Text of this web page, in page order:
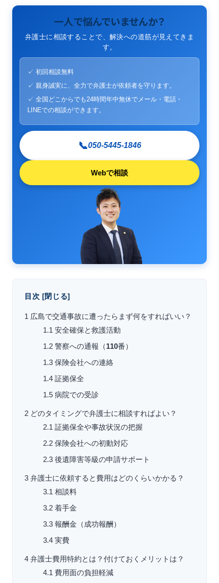
一人で悩んでいませんか？
弁護士に相談することで、解決への道筋が見えてきま
す。
✓ 初回相談無料
✓ 親身誠実に、全力で弁護士が依頼者を守ります。
✓ 全国どこからでも24時間年中無休でメール・電話・
LINEでの相談ができます。
📞050-5445-1846
Webで相談
目次 [閉じる]
1 広島で交通事故に遭ったらまず何をすればいい？
1.1 安全確保と救護活動
1.2 警察への通報（110番）
1.3 保険会社への連絡
1.4 証拠保全
1.5 病院での受診
2 どのタイミングで弁護士に相談すればよい？
2.1 証拠保全や事故状況の把握
2.2 保険会社への初動対応
2.3 後遺障害等級の申請サポート
3 弁護士に依頼すると費用はどのくらいかかる？
3.1 相談料
3.2 着手金
3.3 報酬金（成功報酬）
3.4 実費
4 弁護士費用特約とは？付けておくメリットは？
4.1 費用面の負担軽減